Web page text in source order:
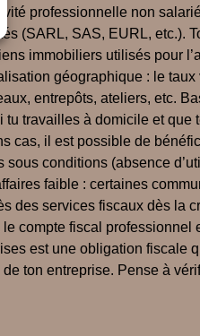
professionnelle non
(SARL, SAS, EURL, etc.).
immobiliers utilisés pour
géographique : le
entrepôts, ateliers, etc.
tu travailles à domicile et que
cas, il est possible de
conditions (absence
faible : certaines
des services fiscaux dès la
compte fiscal professionnel
est une obligation fiscale
ton entreprise. Pense à